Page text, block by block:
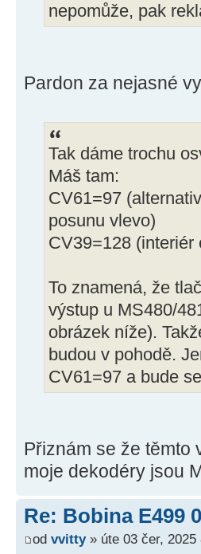
nepomůže, pak
Pardon za nejasné
Tak dáme trochu
Máš tam:
CV61=97
posunu vlevo)
CV39=128 (interiér
To znamená, že
výstup u MS480/
obrázek níže).
budou v pohodě.
CV61=97 a bude
Přiznám se že těmto
moje dekodéry jsou
Re: Bobina E499
od vvitty» úte 03 čer, 2025